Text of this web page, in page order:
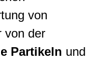
von
von der
Partikeln und